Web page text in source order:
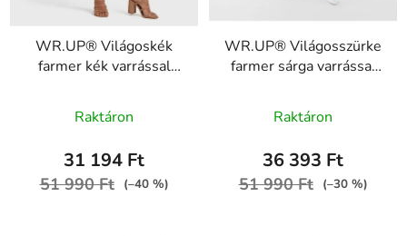
WR.UP® Világoskék
farmer kék varrással
WRUP1RC002ORG,
J4Btermék
átlagos
értékelése
Raktáron
31 194 Ft
51 990 Ft (–40 %)
WR.UP® Világosszürke
farmer sárga varrással
WRUP1RC002ORG,
J3Y
Raktáron
36 393 Ft
51 990 Ft (–30 %)